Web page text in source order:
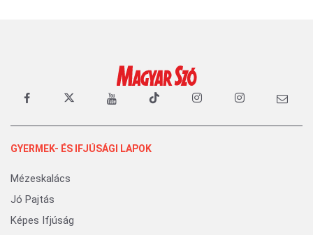
GYERMEK- ÉS IFJÚSÁGI LAPOK
Mézeskalács
Jó Pajtás
Képes Ifjúság